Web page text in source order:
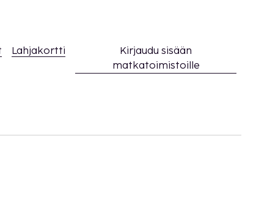
Lahjakortti
Kirjaudu sisään
matkatoimistoille